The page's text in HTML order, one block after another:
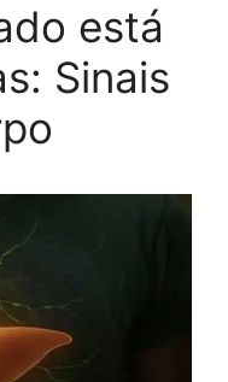
está
Sinais